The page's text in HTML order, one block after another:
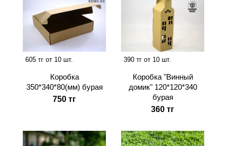
605 тг от 10 шт.
Коробка
350*340*80(мм) бурая
750 тг
390 тг от 10 шт.
Коробка "Винный
домик" 120*120*340
бурая
360 тг